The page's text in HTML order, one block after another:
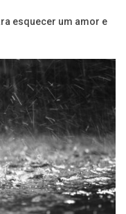
esquecer um amor e